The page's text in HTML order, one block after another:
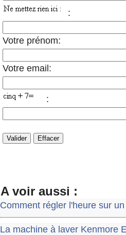
:
Votre prénom:
Votre email:
:
A voir aussi :
Comment régler l'heure sur
La machine à laver Kenmore